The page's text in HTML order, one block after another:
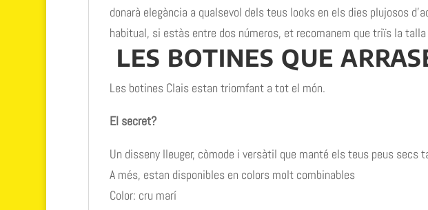
donarà elegància a qualsevol dels teus looks en els dies plujosos
habitual, si estàs entre dos números, et recomanem que triïs la talla
LES BOTINES QUE
Les botines Clais estan triomfant a tot el món.
El secret?
Un disseny lleuger, còmode i versàtil que manté els teus peus secs
A més, estan disponibles en colors molt combinables
Color: cru marí